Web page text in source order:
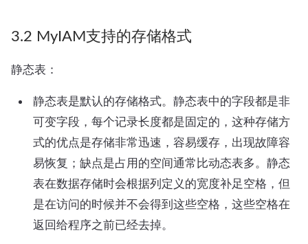
3.2 MyIAM支持的存储格式
静态表：
静态表是默认的存储格式。静态表中的字段都是非
可变字段，每个记录长度都是固定的，这种存储方
式的优点是存储非常迅速，容易缓存，出现故障容
易恢复；缺点是占用的空间通常比动态表多。静态
表在数据存储时会根据列定义的宽度补足空格，但
是在访问的时候并不会得到这些空格，这些空格在
返回给程序之前已经去掉。